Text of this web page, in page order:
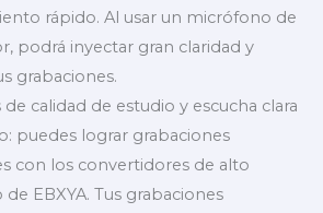
rápido. Al usar un micrófono de
podrá inyectar gran claridad y
grabaciones.
de calidad de estudio y escucha clara
puedes lograr grabaciones
con los convertidores de alto
EBXYA. Tus grabaciones